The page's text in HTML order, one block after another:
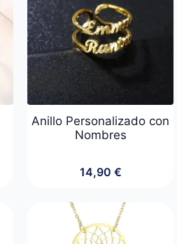
Anillo Personalizado con
Nombres
14,90 €